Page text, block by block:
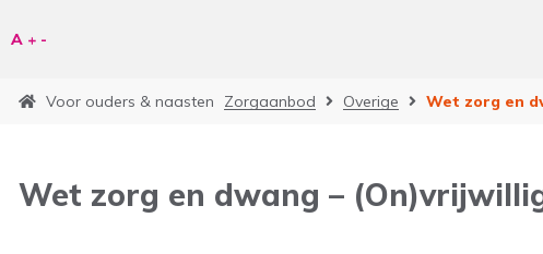
Aanbod voor mensen met een
Leren en Ontwikkelen
Geestelijke
Voor ouders & naasten Zorgaanbod Overige Wet zorg en
Wet zorg en dwang –